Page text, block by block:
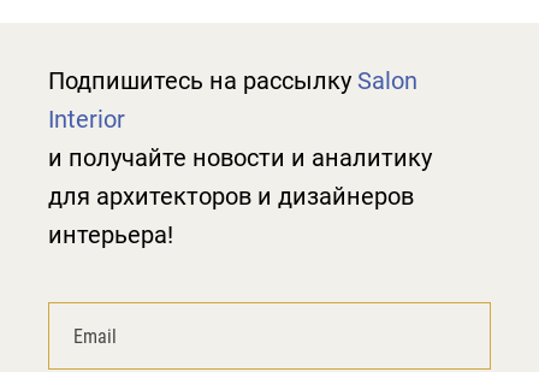
Подпишитесь на рассылку Salon
Interior
и получайте новости и аналитику
для архитекторов и дизайнеров
интерьера!